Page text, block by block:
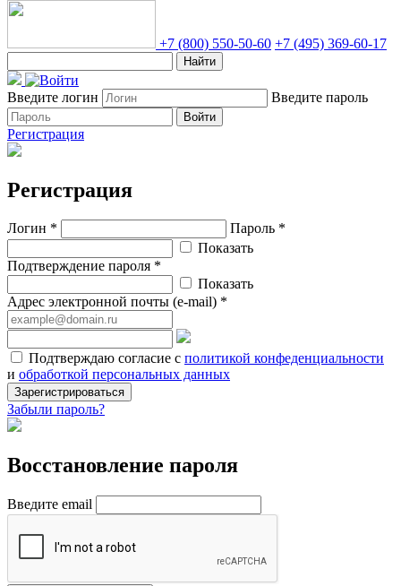
+7 (800) 550-50-60 +7 (495) 369-60-17
Найти
Введите логин Введите пароль
Войти
Регистрация
Регистрация
Логин *
Пароль *
Показать
Подтверждение пароля *
Показать
Адрес электронной почты (e-mail) *
Подтверждаю согласие с политикой конфеденциальности
и обработкой персональных данных
Зарегистрироваться
Забыли пароль?
Восстановление пароля
Введите email